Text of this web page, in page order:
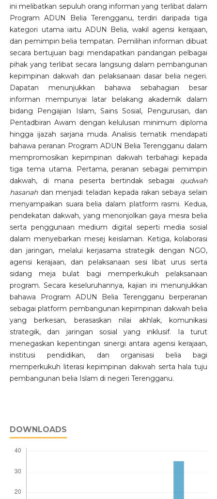
ini melibatkan sepuluh orang informan yang terlibat dalam
Program ADUN Belia Terengganu, terdiri daripada tiga
kategori utama iaitu ADUN Belia, wakil agensi kerajaan,
dan pemimpin belia tempatan. Pemilihan informan dibuat
secara bertujuan bagi mendapatkan pandangan pelbagai
pihak yang terlibat secara langsung dalam pembangunan
kepimpinan dakwah dan pelaksanaan dasar belia negeri.
Dapatan menunjukkan bahawa sebahagian besar
informan mempunyai latar belakang akademik dalam
bidang Pengajian Islam, Sains Sosial, Pengurusan, dan
Pentadbiran Awam dengan kelulusan minimum diploma
hingga ijazah sarjana muda. Analisis tematik mendapati
bahawa peranan Program ADUN Belia Terengganu dalam
mempromosikan kepimpinan dakwah terbahagi kepada
tiga tema utama. Pertama, peranan sebagai pemimpin
dakwah, di mana peserta bertindak sebagai qudwah
hasanahdan menjadi teladan kepada rakan sebaya selain
menyampaikan suara belia dalam platform rasmi. Kedua,
pendekatan dakwah, yang menonjolkan gaya mesra belia
serta penggunaan medium digital seperti media sosial
dalam menyebarkan mesej keislaman. Ketiga, kolaborasi
dan jaringan, melalui kerjasama strategik dengan NGO,
agensi kerajaan, dan pelaksanaan sesi libat urus serta
sidang meja bulat bagi memperkukuh pelaksanaan
program. Secara keseluruhannya, kajian ini menunjukkan
bahawa Program ADUN Belia Terengganu berperanan
sebagai platform pembangunan kepimpinan dakwah belia
yang berkesan, berasaskan nilai akhlak, komunikasi
strategik, dan jaringan sosial yang inklusif. Ia turut
menegaskan kepentingan sinergi antara agensi kerajaan,
institusi pendidikan, dan organisasi belia bagi
memperkukuh literasi kepimpinan dakwah serta hala tuju
pembangunan belia Islam di negeri Terengganu.
DOWNLOADS